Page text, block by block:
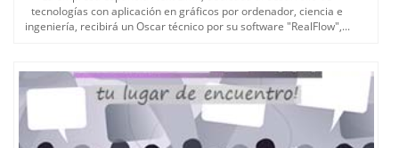
tecnologías con aplicación en gráficos por ordenador, ciencia e
ingeniería, recibirá un Oscar técnico por su software "RealFlow",...